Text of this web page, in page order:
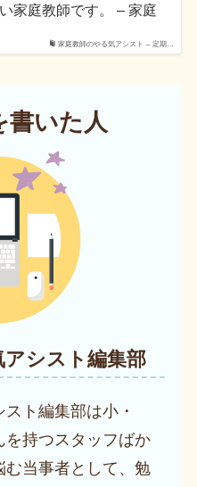
家庭教師のやる気アシスト – 定期…
家庭教師です。 – 家庭
書いた人
シスト編集部
ト編集部は小・
を持つスタッフばか
む当事者として、勉